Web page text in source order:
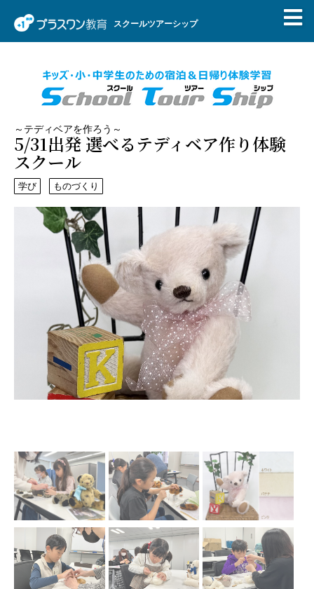
スクールツアーシップ
～テディベアを作ろう～
5/31出発 選べるテディベア作り体験
スクール
学び ものづくり